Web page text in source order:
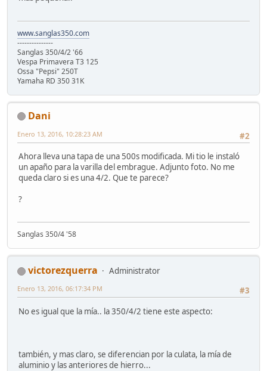
www.sanglas350.com
---------------
Sanglas 350/4/2 '66
Vespa Primavera T3 125
Ossa "Pepsi" 250T
Yamaha RD 350 31K
Dani
#2
Enero 13, 2016, 10:28:23 AM
Ahora lleva una tapa de una 500s modificada. Mi tio le instaló
un apaño para la varilla del embrague. Adjunto foto. No me
queda claro si es una 4/2. Que te parece?
?
Sanglas 350/4 '58
victorezquerra
Administrator
#3
Enero 13, 2016, 06:17:34 PM
No es igual que la mía.. la 350/4/2 tiene este aspecto:
también, y mas claro, se diferencian por la culata, la mía de
aluminio y las anteriores de hierro...